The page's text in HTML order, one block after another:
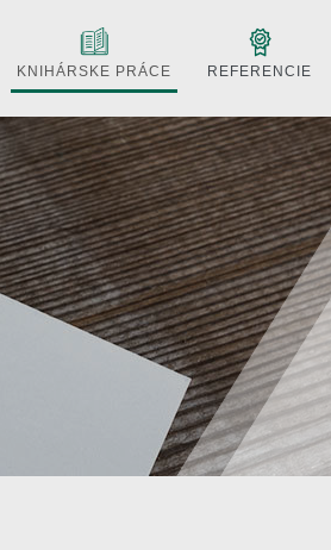
KNIHÁRSKE PRÁCE REFERENCIE